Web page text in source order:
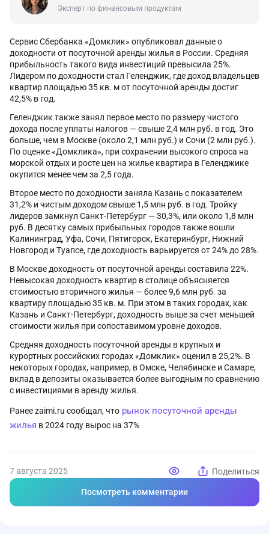
Эксперт по финансовым продуктам
Сервис Сбербанка «Домклик» опубликовал данные о
доходности от посуточной аренды жилья в России. Средняя
прибыльность такого вида инвестиций превысила 25%.
Лидером по доходности стал Геленджик, где доход владельцев
квартир площадью 35 кв. м от посуточной аренды достиг
42,5% в год.
Геленджик также занял первое место по размеру чистого
дохода после уплаты налогов — свыше 2,4 млн руб. в год. Это
больше, чем в Москве (около 2,1 млн руб.) и Сочи (2 млн руб.).
По оценке «Домклика», при сохранении высокого спроса на
морской отдых и росте цен на жилье квартира в Геленджике
окупится менее чем за 2,5 года.
Второе место по доходности заняла Казань с показателем
31,2% и чистым доходом свыше 1,5 млн руб. в год. Тройку
лидеров замкнул Санкт-Петербург — 30,3%, или около 1,8 млн
руб. В десятку самых прибыльных городов также вошли
Калининград, Уфа, Сочи, Пятигорск, Екатеринбург, Нижний
Новгород и Туапсе, где доходность варьируется от 24% до 28%.
В Москве доходность от посуточной аренды составила 22%.
Невысокая доходность квартир в столице объясняется
стоимостью вторичного жилья — более 9,6 млн руб. за
квартиру площадью 35 кв. м. При этом в таких городах, как
Казань и Санкт-Петербург, доходность выше за счет меньшей
стоимости жилья при сопоставимом уровне доходов.
Средняя доходность посуточной аренды в крупных и
курортных российских городах «Домклик» оценил в 25,2%. В
некоторых городах, например, в Омске, Челябинске и Самаре,
вклад в депозиты оказывается более выгодным по сравнению
с инвестициями в аренду жилья.
Ранее zaimi.ru сообщал, что рынок посуточной аренды
жилья в 2024 году вырос на 37%
7 августа 2025 Поделиться
Посмотреть комментарии